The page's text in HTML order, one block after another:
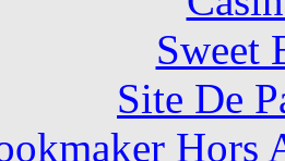
Sweet
Site De
Hors